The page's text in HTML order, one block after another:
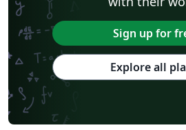
Sign up for
Explore all